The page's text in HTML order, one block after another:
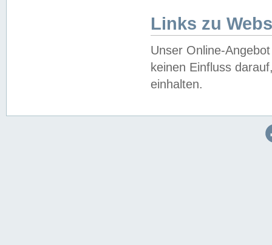
Links zu
Unser Online-
keinen Einfluss
einhalten.